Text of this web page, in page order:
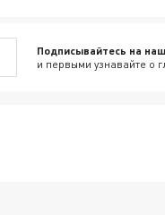
Подписывайтесь на
и первыми узнавайте о